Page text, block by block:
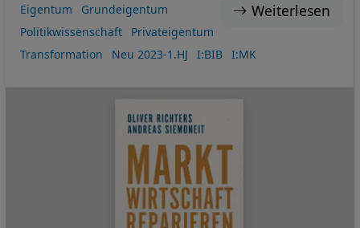
Weiterlesen
Eigentum
Grundeigentum
Politikwissenschaft
Privateigentum
Transformation
Neu 2023-1.HJ I:BIB I:MK